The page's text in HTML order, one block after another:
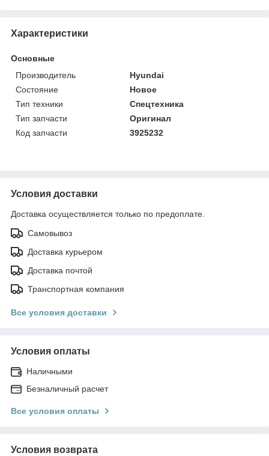
Характеристики
Основные
Производитель
Hyundai
Состояние
Новое
Тип техники
Спецтехника
Тип запчасти
Оригинал
Код запчасти
3925232
Условия доставки
Доставка осуществляется только по предоплате.
Самовывоз
Доставка курьером
Доставка почтой
Транспортная компания
Все условия доставки
Условия оплаты
Наличными
Безналичный расчет
Все условия оплаты
Условия возврата